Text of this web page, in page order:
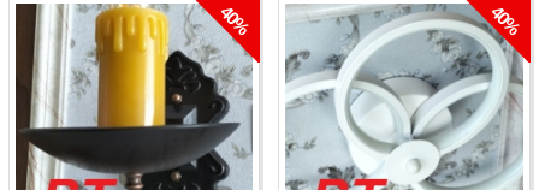
40% 40%